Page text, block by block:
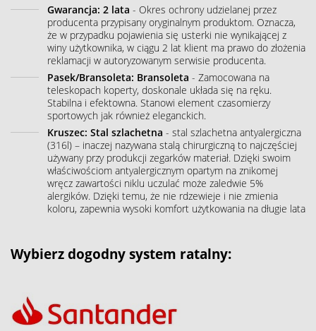
Gwarancja: 2 lata - Okres ochrony udzielanej przez
producenta przypisany oryginalnym produktom. Oznacza,
że w przypadku pojawienia się usterki nie wynikającej z
winy użytkownika, w ciągu 2 lat klient ma prawo do złożenia
reklamacji w autoryzowanym serwisie producenta.
Pasek/Bransoleta: Bransoleta - Zamocowana na
teleskopach koperty, doskonale układa się na ręku.
Stabilna i efektowna. Stanowi element czasomierzy
sportowych jak również eleganckich.
Kruszec: Stal szlachetna - stal szlachetna antyalergiczna
(316l) – inaczej nazywana stalą chirurgiczną to najczęściej
używany przy produkcji zegarków materiał. Dzięki swoim
właściwościom antyalergicznym opartym na znikomej
wręcz zawartości niklu uczulać może zaledwie 5%
alergików. Dzięki temu, że nie rdzewieje i nie zmienia
koloru, zapewnia wysoki komfort użytkowania na długie lata
Wybierz dogodny system ratalny: